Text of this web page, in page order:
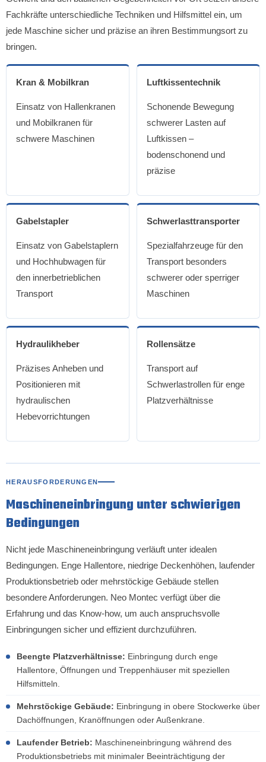
Fachkräfte unterschiedliche Techniken und Hilfsmittel ein, um
jede Maschine sicher und präzise an ihren Bestimmungsort zu
bringen.
Kran & Mobilkran
Einsatz von Hallenkranen
und Mobilkranen für
schwere Maschinen
Luftkissentechnik
Schonende Bewegung
schwerer Lasten auf
Luftkissen –
bodenschonend und
präzise
Gabelstapler
Einsatz von Gabelstaplern
und Hochhubwagen für
den innerbetrieblichen
Transport
Schwerlasttransporter
Spezialfahrzeuge für den
Transport besonders
schwerer oder sperriger
Maschinen
Hydraulikheber
Präzises Anheben und
Positionieren mit
hydraulischen
Hebevorrichtungen
Rollensätze
Transport auf
Schwerlastrollen für enge
Platzverhältnisse
HERAUSFORDERUNGEN
Maschineneinbringung unter schwierigen
Bedingungen
Nicht jede Maschineneinbringung verläuft unter idealen
Bedingungen. Enge Hallentore, niedrige Deckenhöhen, laufender
Produktionsbetrieb oder mehrstöckige Gebäude stellen
besondere Anforderungen. Neo Montec verfügt über die
Erfahrung und das Know-how, um auch anspruchsvolle
Einbringungen sicher und effizient durchzuführen.
Beengte Platzverhältnisse: Einbringung durch enge
Hallentore, Öffnungen und Treppenhäuser mit speziellen
Hilfsmitteln.
Mehrstöckige Gebäude: Einbringung in obere Stockwerke über
Dachöffnungen, Kranöffnungen oder Außenkrane.
Laufender Betrieb: Maschineneinbringung während des
Produktionsbetriebs mit minimaler Beeinträchtigung der